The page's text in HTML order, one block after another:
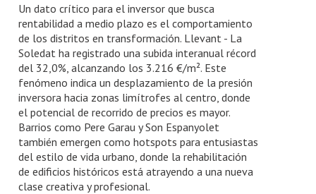
Un dato crítico para el inversor que busca
rentabilidad a medio plazo es el comportamiento
de los distritos en transformación. Llevant - La
Soledat ha registrado una subida interanual récord
del 32,0%, alcanzando los 3.216 €/m². Este
fenómeno indica un desplazamiento de la presión
inversora hacia zonas limítrofes al centro, donde
el potencial de recorrido de precios es mayor.
Barrios como Pere Garau y Son Espanyolet
también emergen como hotspots para entusiastas
del estilo de vida urbano, donde la rehabilitación
de edificios históricos está atrayendo a una nueva
clase creativa y profesional.